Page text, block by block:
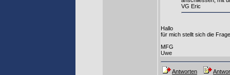
VG Eric
Hallo
für mich stellt sich die
MFG
Uwe
Antworten